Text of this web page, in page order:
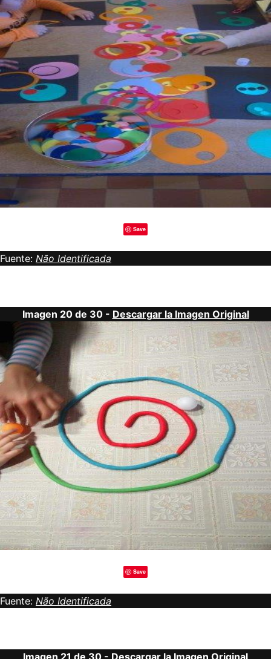
Save
Fuente: Não Identificada
Imagen 20 de 30 - Descargar la Imagen Original
Save
Fuente: Não Identificada
Imagen 21 de 30 - Descargar la Imagen Original